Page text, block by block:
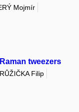
Mojmír
tweezers
RŮŽIČKA Filip